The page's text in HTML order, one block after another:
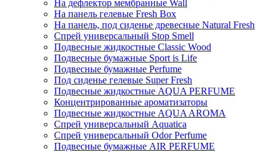
На дефлектор мембранные Wall
На панель гелевые Fresh Box
На панель, под сиденье древесные Natural Fresh
Спрей универсальный Stop Smell
Подвесные жидкостные Classic Wood
Подвесные бумажные Sport is Life
Подвесные бумажные Perfume
Под сиденье гелевые Super Fresh
Подвесные жидкостные AQUA PERFUME
Концентрированные ароматизаторы
Подвесные жидкостные AQUA AROMA
Спрей универсальный Aquatica
Спрей универсальный Odor Perfume
Подвесные бумажные AIR PERFUME